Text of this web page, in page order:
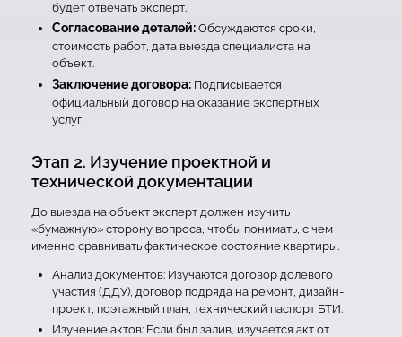
будет отвечать эксперт.
Согласование деталей:Обсуждаются сроки,
стоимость работ, дата выезда специалиста на
объект.
Заключение договора:Подписывается
официальный договор на оказание экспертных
услуг.
Этап 2. Изучение проектной и
технической документации
До выезда на объект эксперт должен изучить
«бумажную» сторону вопроса, чтобы понимать, с чем
именно сравнивать фактическое состояние квартиры.
Анализ документов: Изучаются договор долевого
участия (ДДУ), договор подряда на ремонт, дизайн-
проект, поэтажный план, технический паспорт БТИ.
Изучение актов: Если был залив, изучается акт от